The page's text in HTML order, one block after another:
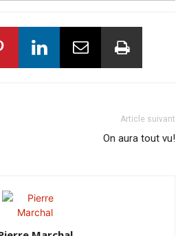
Article suivant
On aura tout vu!